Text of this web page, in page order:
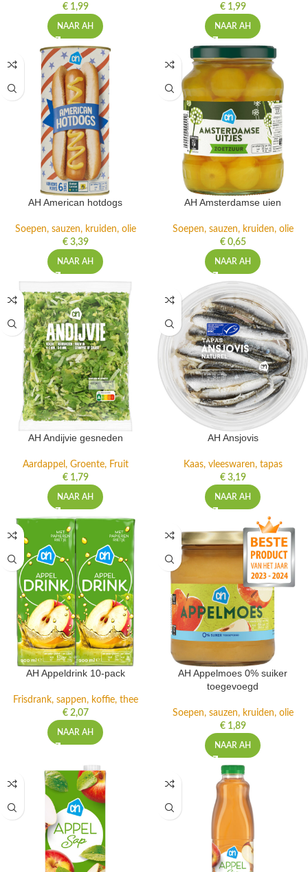
€1,99
NAAR AH
€1,99
NAAR AH
AH American hotdogs
Soepen, sauzen, kruiden, olie
€3,39
NAAR AH
AH Amsterdamse uien
Soepen, sauzen, kruiden, olie
€0,65
NAAR AH
AH Andijvie gesneden
Aardappel, Groente, Fruit
€1,79
NAAR AH
AH Ansjovis
Kaas, vleeswaren, tapas
€3,19
NAAR AH
AH Appeldrink 10-pack
Frisdrank, sappen, koffie, thee
€2,07
NAAR AH
AH Appelmoes 0% suiker
toegevoegd
Soepen, sauzen, kruiden, olie
€1,89
NAAR AH